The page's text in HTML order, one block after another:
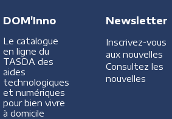
DOM'Inno
Le catalogue
en ligne du
TASDA des
aides
technologiques
et numériques
pour bien vivre
à domicile
Newsletter
Inscrivez-vous
aux nouvelles
Consultez les
nouvelles